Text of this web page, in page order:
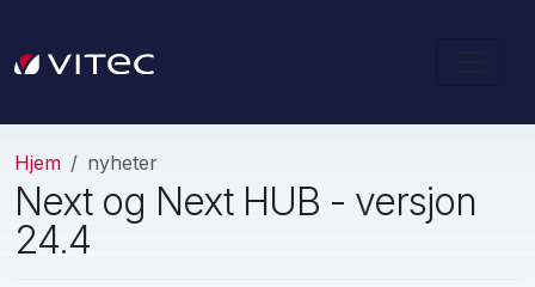
Hjem nyheter
Next og Next HUB - versjon
24.4